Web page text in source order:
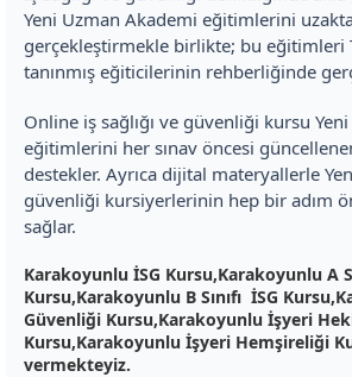
Yeni Uzman Akademi eğitimlerini
gerçekleştirmekle birlikte; bu eğitimleri
tanınmış eğiticilerinin rehberliğinde
Online iş sağlığı ve güvenliği kursu
eğitimlerini her sınav öncesi
destekler. Ayrıca dijital materyallerle
güvenliği kursiyerlerinin hep bir adım
sağlar.
Karakoyunlu İSG Kursu,Karakoyunlu A
Kursu,Karakoyunlu B Sınıfı İSG Kursu,
Güvenliği Kursu,Karakoyunlu İşyeri
Kursu,Karakoyunlu İşyeri Hemşireliği
vermekteyiz.